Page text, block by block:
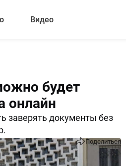
Видео
будет
онлайн
заверять документы без
Поделиться